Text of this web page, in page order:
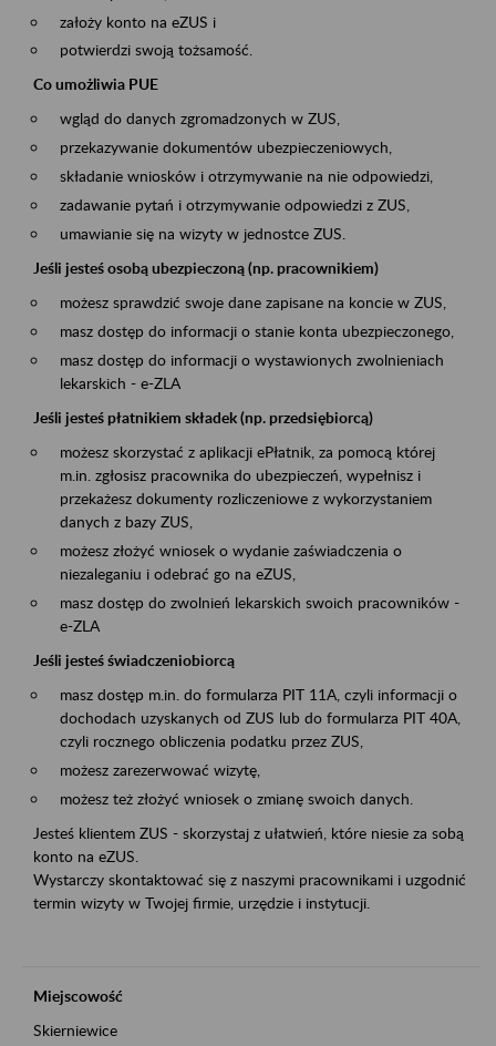
założy konto na eZUS i
potwierdzi swoją tożsamość.
Co umożliwia PUE
wgląd do danych zgromadzonych w ZUS,
przekazywanie dokumentów ubezpieczeniowych,
składanie wniosków i otrzymywanie na nie odpowiedzi,
zadawanie pytań i otrzymywanie odpowiedzi z ZUS,
umawianie się na wizyty w jednostce ZUS.
Jeśli jesteś osobą ubezpieczoną (np. pracownikiem)
możesz sprawdzić swoje dane zapisane na koncie w ZUS,
masz dostęp do informacji o stanie konta ubezpieczonego,
masz dostęp do informacji o wystawionych zwolnieniach
lekarskich - e-ZLA
Jeśli jesteś płatnikiem składek (np. przedsiębiorcą)
możesz skorzystać z aplikacji ePłatnik, za pomocą której
m.in. zgłosisz pracownika do ubezpieczeń, wypełnisz i
przekażesz dokumenty rozliczeniowe z wykorzystaniem
danych z bazy ZUS,
możesz złożyć wniosek o wydanie zaświadczenia o
niezaleganiu i odebrać go na eZUS,
masz dostęp do zwolnień lekarskich swoich pracowników -
e-ZLA
Jeśli jesteś świadczeniobiorcą
masz dostęp m.in. do formularza PIT 11A, czyli informacji o
dochodach uzyskanych od ZUS lub do formularza PIT 40A,
czyli rocznego obliczenia podatku przez ZUS,
możesz zarezerwować wizytę,
możesz też złożyć wniosek o zmianę swoich danych.
Jesteś klientem ZUS - skorzystaj z ułatwień, które niesie za sobą
konto na eZUS.
Wystarczy skontaktować się z naszymi pracownikami i uzgodnić
termin wizyty w Twojej firmie, urzędzie i instytucji.
Miejscowość
Skierniewice